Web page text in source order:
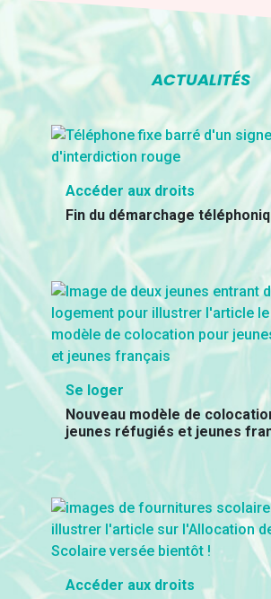
ACTUALITÉS
Accéder aux droits
Fin du démarchage
Se loger
Nouveau modèle de
jeunes réfugiés et jeunes
Accéder aux droits